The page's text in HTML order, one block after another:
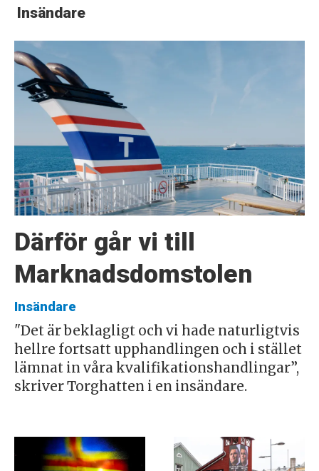
Insändare
Därför går vi till
Marknadsdomstolen
Insändare
"Det är beklagligt och vi hade naturligtvis
hellre fortsatt upphandlingen och i stället
lämnat in våra kvalifikationshandlingar”,
skriver Torghatten i en insändare.